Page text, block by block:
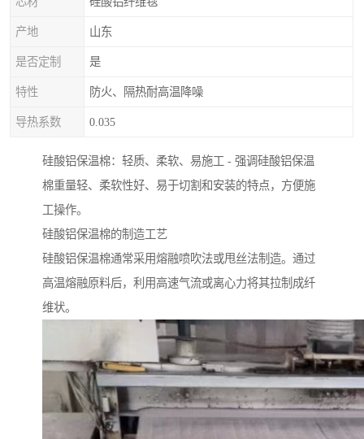
产地 山东
是否定制 是
特性 防火、隔热耐高温降噪
导热系数 0.035
硅酸铝保温棉：轻质、柔软、易施工 - 强调硅酸铝保温
棉重量轻、柔软性好、易于切割和安装的特点，方便施
工操作。
硅酸铝保温棉的制造工艺
硅酸铝保温棉通常采用熔融喷吹法或甩丝法制造。通过
高温熔融原料后，利用高速气流或离心力将其拉制成纤
维状。